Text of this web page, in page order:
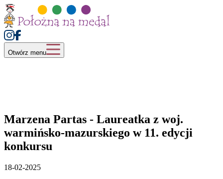
Otwórz menu
Marzena Partas - Laureatka z woj.
warmińsko-mazurskiego w 11. edycji
konkursu
18-02-2025